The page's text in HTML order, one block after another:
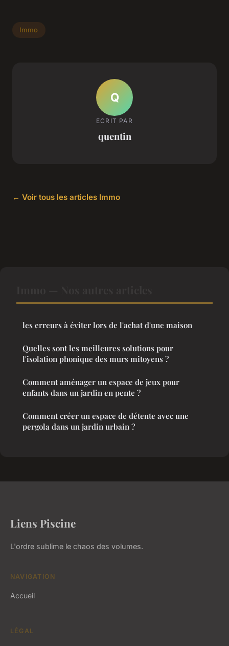
Immo
Q
ECRIT PAR
quentin
← Voir tous les articles Immo
les erreurs à éviter lors de l'achat d'une maison
Quelles sont les meilleures solutions pour
l'isolation phonique des murs mitoyens ?
Comment aménager un espace de jeux pour
enfants dans un jardin en pente ?
Comment créer un espace de détente avec une
pergola dans un jardin urbain ?
Liens Piscine
L'ordre sublime le chaos des volumes.
NAVIGATION
Accueil
LÉGAL